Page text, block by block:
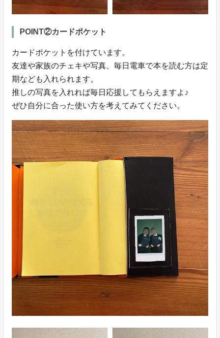
POINT②カードポケット
カードポケットを付けています。
友達や家族のチェキや写真、毎日電車で本を読む方は定
期なども入れられます。
推しの写真を入れれば毎日応援してもらえますよ♪
ぜひ自分に合った使い方を考えてみてください。